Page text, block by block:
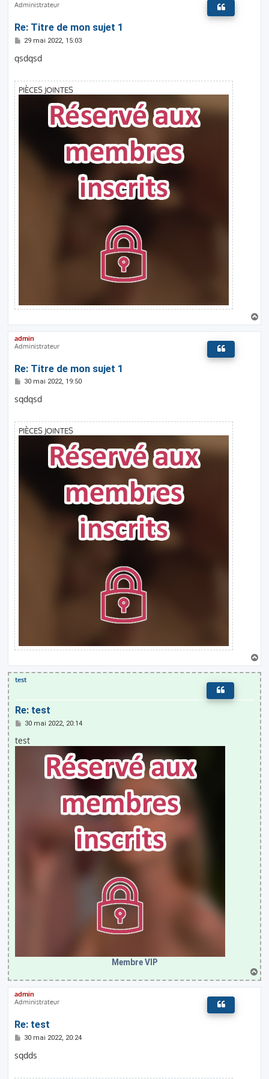
Administrateur
Re: Titre de mon sujet 1
M
s
s
g
e
29 mai 2022, 15:03
qsdqsd
PIÈCES JOINTES
a
u
admin
Administrateur
Re: Titre de mon sujet 1
M
s
s
g
e
30 mai 2022, 19:50
sqdqsd
PIÈCES JOINTES
a
u
t
test
Re: test
M
s
s
30 mai 2022, 20:14
test
Membre VIP
H
a
u
admin
Administrateur
Re: test
M
s
s
g
30 mai 2022, 20:24
sqdds